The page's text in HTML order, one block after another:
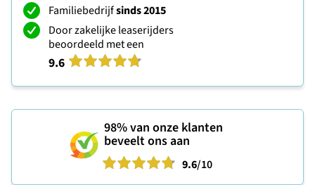
Familiebedrijfsinds 2015
Door zakelijke leaserijders
beoordeeld met een
9.6
98%van onze klanten
beveelt ons aan
9.6/10